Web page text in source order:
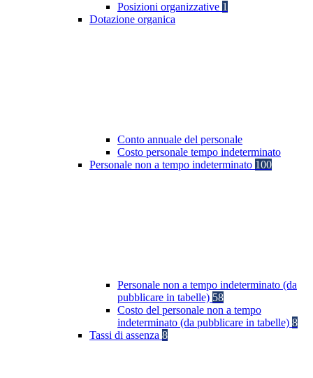
Posizioni organizzative 1
Dotazione organica
Conto annuale del personale
Costo personale tempo indeterminato
Personale non a tempo indeterminato 100
Personale non a tempo indeterminato (da
pubblicare in tabelle) 58
Costo del personale non a tempo
indeterminato (da pubblicare in tabelle) 8
Tassi di assenza 8